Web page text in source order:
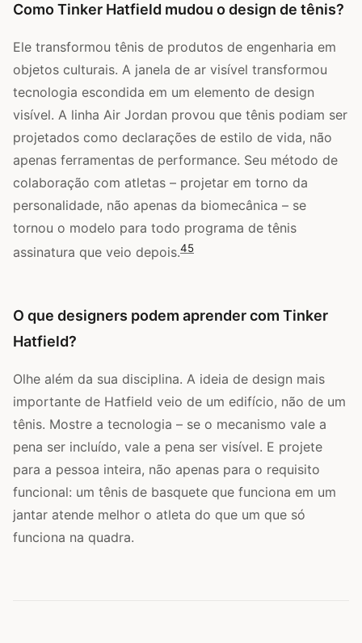
Como Tinker Hatfield mudou o design de tênis?
Ele transformou tênis de produtos de engenharia em
objetos culturais. A janela de ar visível transformou
tecnologia escondida em um elemento de design
visível. A linha Air Jordan provou que tênis podiam ser
projetados como declarações de estilo de vida, não
apenas ferramentas de performance. Seu método de
colaboração com atletas – projetar em torno da
personalidade, não apenas da biomecânica – se
tornou o modelo para todo programa de tênis
assinatura que veio depois.45
O que designers podem aprender com Tinker
Hatfield?
Olhe além da sua disciplina. A ideia de design mais
importante de Hatfield veio de um edifício, não de um
tênis. Mostre a tecnologia – se o mecanismo vale a
pena ser incluído, vale a pena ser visível. E projete
para a pessoa inteira, não apenas para o requisito
funcional: um tênis de basquete que funciona em um
jantar atende melhor o atleta do que um que só
funciona na quadra.